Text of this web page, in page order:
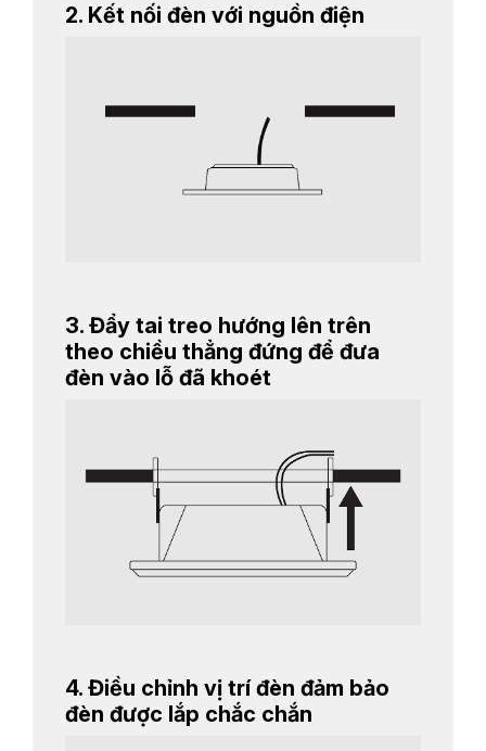
2. Kết nối đèn với nguồn điện
3. Đẩy tai treo hướng lên trên
theo chiều thẳng đứng để đưa
đèn vào lỗ đã khoét
4. Điều chỉnh vị trí đèn đảm bảo
đèn được lắp chắc chắn